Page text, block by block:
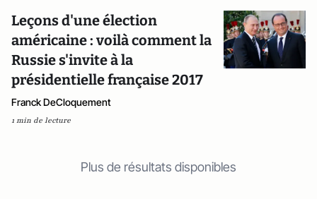
Leçons d'une élection
américaine : voilà comment la
Russie s'invite à la
présidentielle française 2017
Franck DeCloquement
1 min de lecture
Plus de résultats disponibles